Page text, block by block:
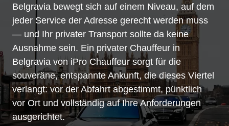
Belgravia bewegt sich auf einem Niveau, auf dem
jeder Service der Adresse gerecht werden muss
— und Ihr privater Transport sollte da keine
Ausnahme sein. Ein privater Chauffeur in
Belgravia von iPro Chauffeur sorgt für die
souveräne, entspannte Ankunft, die dieses Viertel
verlangt: vor der Abfahrt abgestimmt, pünktlich
vor Ort und vollständig auf Ihre Anforderungen
ausgerichtet.